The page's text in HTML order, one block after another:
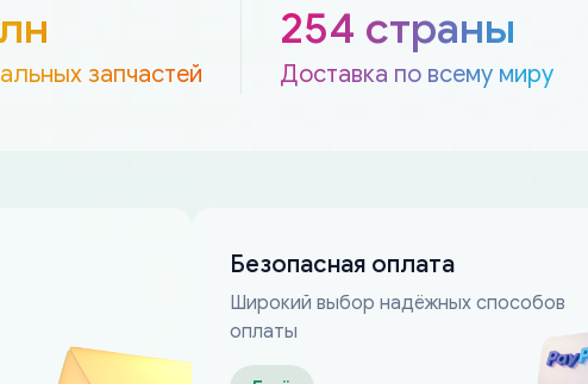
запчастей
254 страны
Доставка по всему миру
Безопасная оплата
Широкий выбор надёжных способов
оплаты